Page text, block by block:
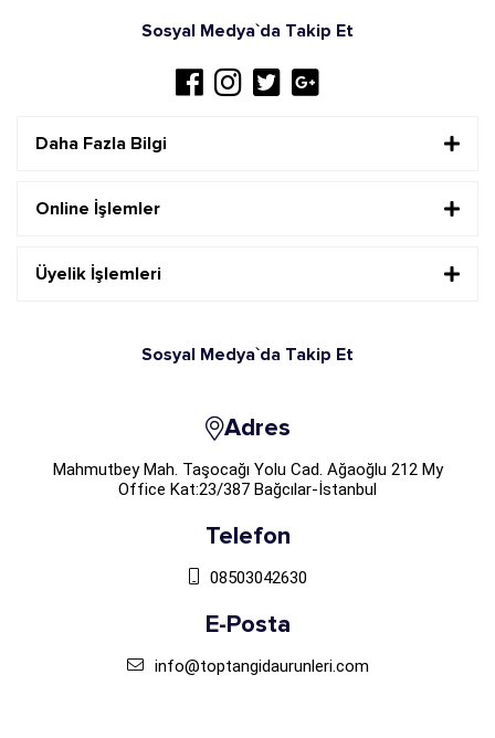
Sosyal Medya`da Takip Et
Daha Fazla Bilgi
Online İşlemler
Üyelik İşlemleri
Sosyal Medya`da Takip Et
Adres
Mahmutbey Mah. Taşocağı Yolu Cad. Ağaoğlu 212 My
Office Kat:23/387 Bağcılar-İstanbul
Telefon
08503042630
E-Posta
info@toptangidaurunleri.com